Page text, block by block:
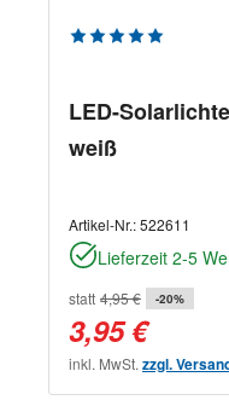
Durchschnittliche
LED-
weiß
Artikel-Nr.:522611
Lieferzeit 2-5
statt 4,95 € -20%
3,95 €
inkl. MwSt. zzgl.